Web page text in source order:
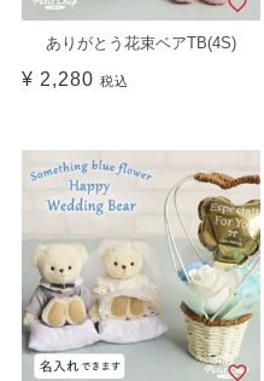
ありがとう花束ベアTB(4S)
¥ 2,280 税込